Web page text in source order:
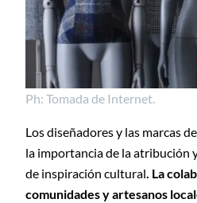
Ph: Tomada de Internet.
Los diseñadores y las marcas
la importancia de la atribución
de inspiración cultural. La
comunidades y artesanos